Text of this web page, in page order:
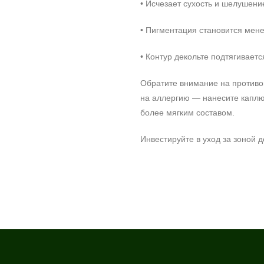
• Исчезает сухость и
• Пигментация становится
• Контур декольте
Обратите внимание на
на аллергию — нанесите
более мягким составом.
Инвестируйте в уход за